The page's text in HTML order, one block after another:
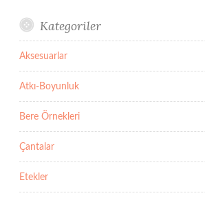
Kategoriler
Aksesuarlar
Atkı-Boyunluk
Bere Örnekleri
Çantalar
Etekler